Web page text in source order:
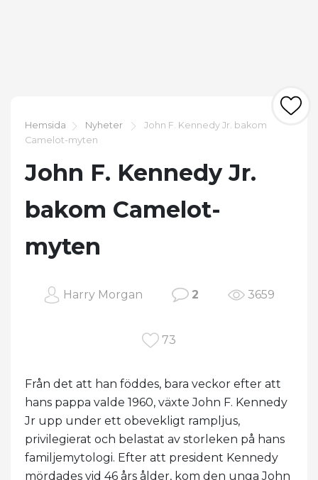
Hemsida Nyheter
John F. Kennedy Jr. bakom
Camelot-myten
John F. Kennedy Jr.
bakom Camelot-
myten
Harry Morgan 2 3659
73
Från det att han föddes, bara veckor efter att
hans pappa valde 1960, växte John F. Kennedy
Jr upp under ett obevekligt rampljus,
privilegierat och belastat av storleken på hans
familjemytologi. Efter att president Kennedy
mördades vid 46 års ålder, kom den unga John